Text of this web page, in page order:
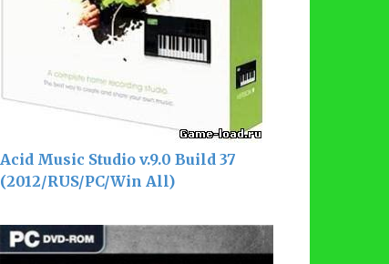
Acid Music Studio v.9.0 Build 37
(2012/RUS/PC/Win All)